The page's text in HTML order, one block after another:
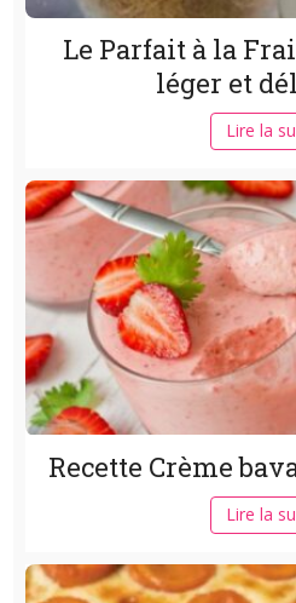
Le Parfait à la
léger et
Lire la
Recette Crème
Lire la